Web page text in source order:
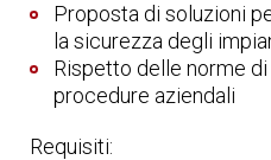
Proposta di soluzioni
la sicurezza degli
Rispetto delle norme
procedure aziendali
Requisiti: